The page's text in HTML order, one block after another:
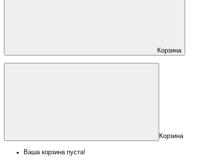
Корзина
Корзина
Ваша корзина пуста!